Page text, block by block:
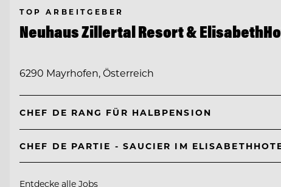
TOP ARBEITGEBER
Neuhaus Zillertal Resort &
6290 Mayrhofen, Österreich
CHEF DE RANG FÜR HALBPENSION
CHEF DE PARTIE - SAUCIER IM
Entdecke alle Jobs